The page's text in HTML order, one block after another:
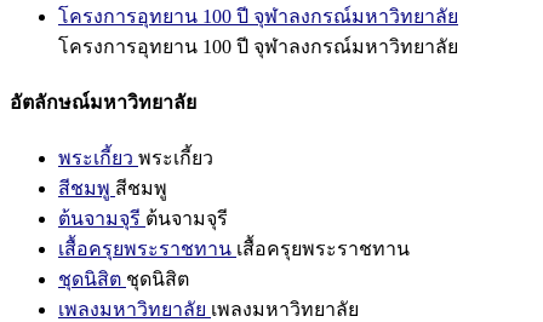
โครงการอุทยาน 100 ปี จุฬาลงกรณ์มหาวิทยาลัย
โครงการอุทยาน 100 ปี จุฬาลงกรณ์มหาวิทยาลัย
อัตลักษณ์มหาวิทยาลัย
พระเกี้ยว พระเกี้ยว
สีชมพู สีชมพู
ต้นจามจุรี ต้นจามจุรี
เสื้อครุยพระราชทาน เสื้อครุยพระราชทาน
ชุดนิสิต ชุดนิสิต
เพลงมหาวิทยาลัย เพลงมหาวิทยาลัย